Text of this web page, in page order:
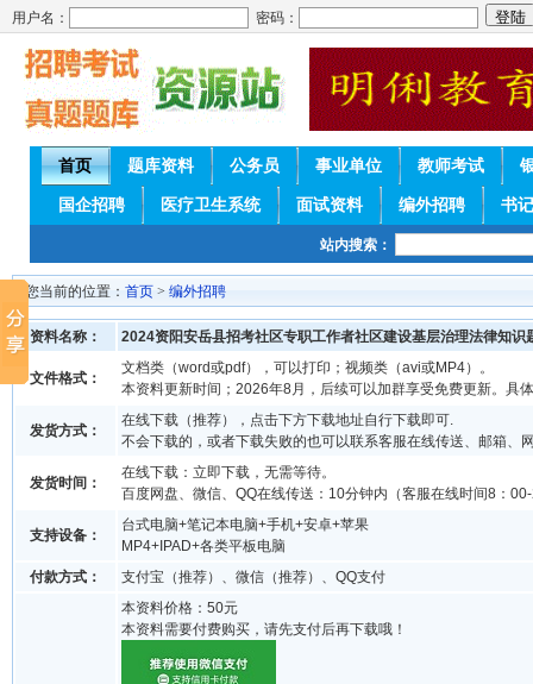
用户名： 密码：
首页 题库资料 公务员 事业单位 教师考试
国企招聘 医疗卫生系统 面试资料 编外招聘 书
站内搜索：
您当前的位置： 首页 > 编外招聘
资料名称： 2024资阳安岳县招考社区专职工作者社区建设基层治理法律知识
文件格式：
文档类（word或pdf），可以打印；视频类（avi或MP4）。
本资料更新时间；2026年8月，后续可以加群享受免费更新。具
发货方式：
在线下载（推荐），点击下方下载地址自行下载即可.
不会下载的，或者下载失败的也可以联系客服在线传送、邮箱、
发货时间：
在线下载：立即下载，无需等待。
百度网盘、微信、QQ在线传送：10分钟内（客服在线时间8：
支持设备：
台式电脑+笔记本电脑+手机+安卓+苹果
MP4+IPAD+各类平板电脑
付款方式：
支付宝（推荐）、微信（推荐）、QQ支付
本资料价格：50元
本资料需要付费购买，请先支付后再下载哦！